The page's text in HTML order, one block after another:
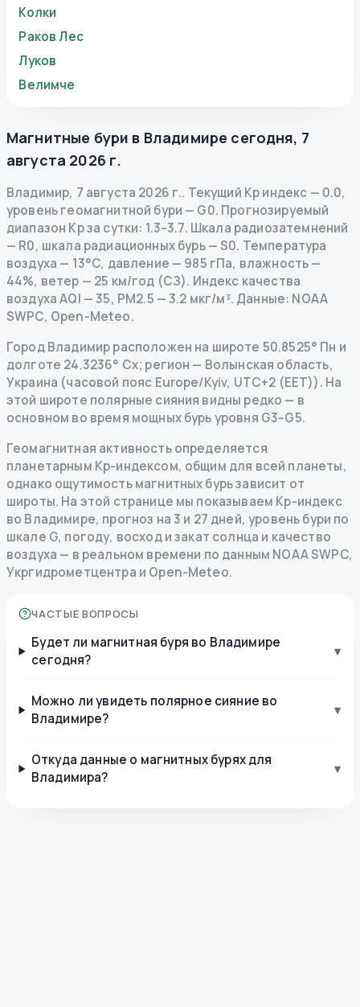
Колки
Раков Лес
Луков
Велимче
Магнитные бури в Владимире сегодня, 7
августа 2026 г.
Владимир, 7 августа 2026 г.. Текущий Kp индекс — 0.0,
уровень геомагнитной бури — G0. Прогнозируемый
диапазон Kp за сутки: 1.3–3.7. Шкала радиозатемнений
— R0, шкала радиационных бурь— S0. Температура
воздуха — 13°C, давление — 985 гПа, влажность —
44%, ветер — 25 км/год (СЗ). Индекс качества
воздуха AQI — 35, PM2.5 — 3.2 мкг/м³. Данные: NOAA
SWPC, Open-Meteo.
Город Владимир расположен на широте 50.8525° Пн и
долготе 24.3236° Сх; регион — Волынская область,
Украина (часовой пояс Europe/Kyiv, UTC+2 (EET)). На
этой широте полярные сияния видны редко — в
основном во время мощных бурь уровня G3–G5.
Геомагнитная активность определяется
планетарным Kp-индексом, общим для всей планеты,
однако ощутимость магнитных бурь зависит от
широты. На этой странице мы показываем Kp-индекс
во Владимире, прогноз на 3 и 27 дней, уровень бури по
шкале G, погоду, восход и закат солнца и качество
воздуха — в реальном времени по данным NOAA SWPC,
Укргидрометцентра и Open-Meteo.
ЧАСТЫЕ ВОПРОСЫ
Будет ли магнитная буря во Владимире
сегодня?
▾
Можно ли увидеть полярное сияние во
Владимире?
▾
Откуда данные о магнитных бурях для
Владимира?
▾